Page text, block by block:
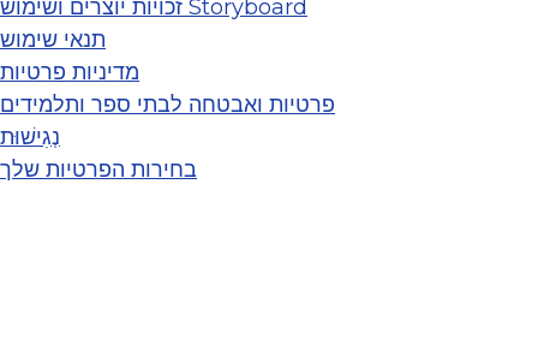
זכויות יוצרים ושימוש Storyboard
תנאי שימוש
מדיניות פרטיות
פרטיות ואבטחה לבתי ספר ותלמידים
נְגִישׁוּת
בחירות הפרטיות שלך